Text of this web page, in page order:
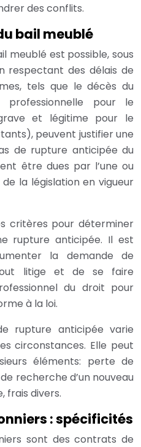
des conflits.
bail meublé
meublé est possible, sous
respectant des délais de
tels que le décès du
professionnelle pour le
et légitime pour le
peuvent justifier une
de rupture anticipée du
être dues par l’une ou
la législation en vigueur
critères pour déterminer
rupture anticipée. Il est
la demande de
litige et de se faire
du droit pour
à la loi.
rupture anticipée varie
circonstances. Elle peut
éléments: perte de
recherche d’un nouveau
frais divers.
: spécificités
sont des contrats de